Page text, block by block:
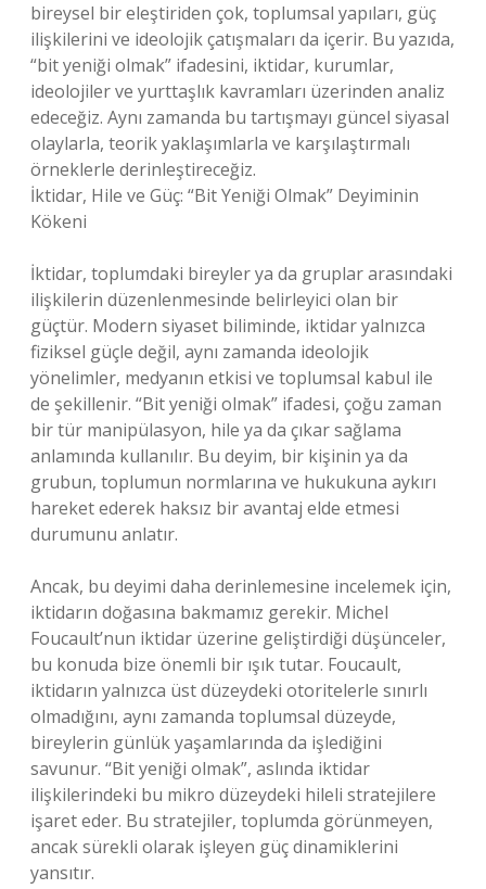
bireysel bir eleştiriden çok, toplumsal yapıları, güç
ilişkilerini ve ideolojik çatışmaları da içerir. Bu yazıda,
“bit yeniği olmak” ifadesini, iktidar, kurumlar,
ideolojiler ve yurttaşlık kavramları üzerinden analiz
edeceğiz. Aynı zamanda bu tartışmayı güncel siyasal
olaylarla, teorik yaklaşımlarla ve karşılaştırmalı
örneklerle derinleştireceğiz.
İktidar, Hile ve Güç: “Bit Yeniği Olmak” Deyiminin
Kökeni
İktidar, toplumdaki bireyler ya da gruplar arasındaki
ilişkilerin düzenlenmesinde belirleyici olan bir
güçtür. Modern siyaset biliminde, iktidar yalnızca
fiziksel güçle değil, aynı zamanda ideolojik
yönelimler, medyanın etkisi ve toplumsal kabul ile
de şekillenir. “Bit yeniği olmak” ifadesi, çoğu zaman
bir tür manipülasyon, hile ya da çıkar sağlama
anlamında kullanılır. Bu deyim, bir kişinin ya da
grubun, toplumun normlarına ve hukukuna aykırı
hareket ederek haksız bir avantaj elde etmesi
durumunu anlatır.
Ancak, bu deyimi daha derinlemesine incelemek için,
iktidarın doğasına bakmamız gerekir. Michel
Foucault’nun iktidar üzerine geliştirdiği düşünceler,
bu konuda bize önemli bir ışık tutar. Foucault,
iktidarın yalnızca üst düzeydeki otoritelerle sınırlı
olmadığını, aynı zamanda toplumsal düzeyde,
bireylerin günlük yaşamlarında da işlediğini
savunur. “Bit yeniği olmak”, aslında iktidar
ilişkilerindeki bu mikro düzeydeki hileli stratejilere
işaret eder. Bu stratejiler, toplumda görünmeyen,
ancak sürekli olarak işleyen güç dinamiklerini
yansıtır.